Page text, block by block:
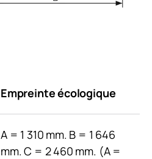
Empreinte écologique
A = 1 310 mm. B = 1 646
mm. C = 2 460 mm. (A =